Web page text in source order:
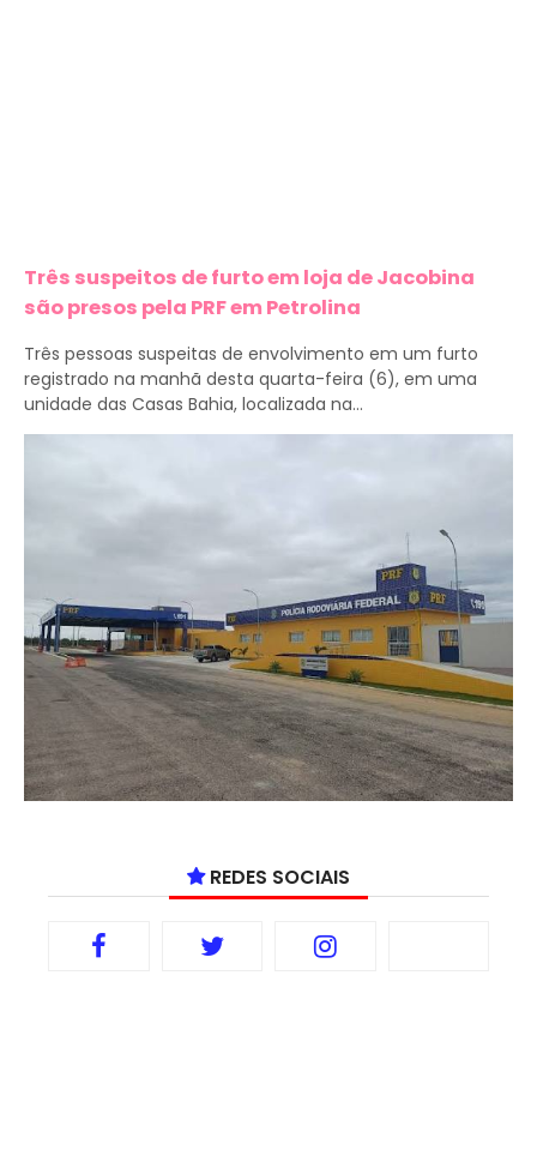
Três suspeitos de furto em loja de Jacobina
são presos pela PRF em Petrolina
Três pessoas suspeitas de envolvimento em um furto
registrado na manhã desta quarta-feira (6), em uma
unidade das Casas Bahia, localizada na...
REDES SOCIAIS